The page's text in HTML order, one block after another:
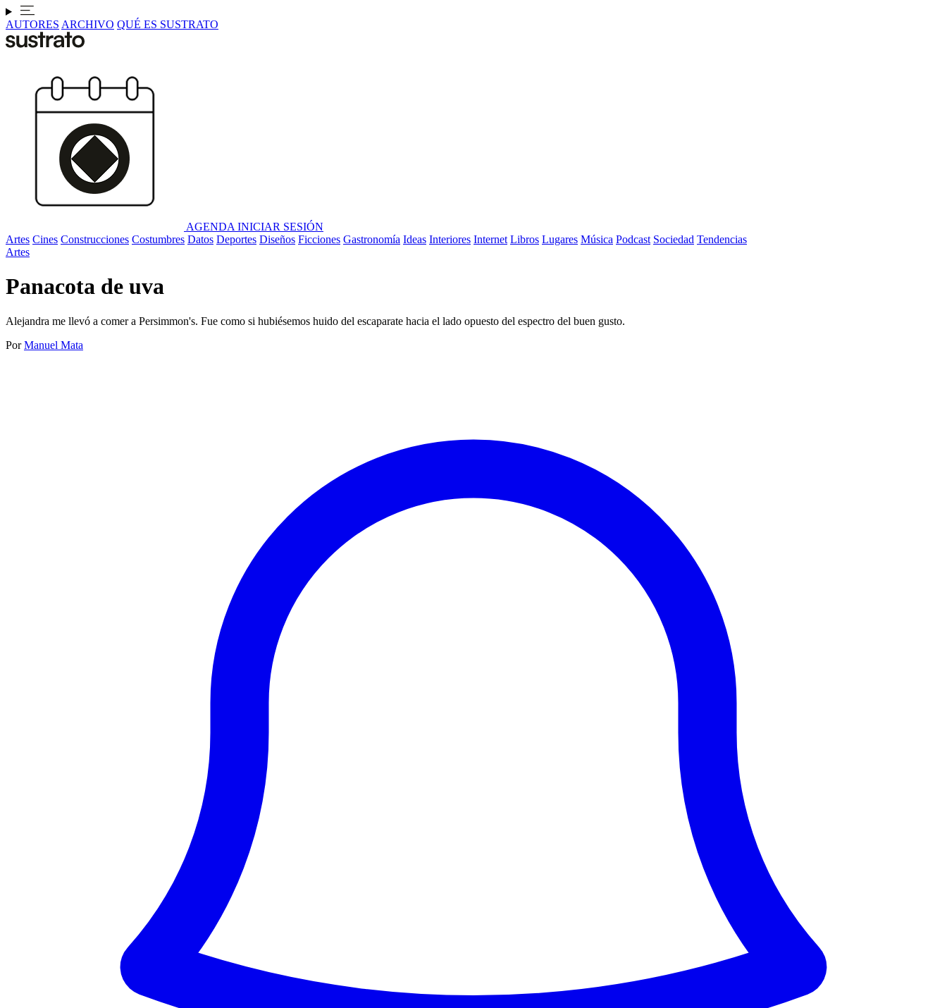
AUTORES ARCHIVO QUÉ ES SUSTRATO
AGENDA INICIAR SESIÓN
Artes Cines Construcciones Costumbres Datos Deportes Diseños Ficciones Gastronomía Ideas Interiores Internet Libros Lugares Música Podcast Sociedad Tendencias
Artes
Panacota de uva
Alejandra me llevó a comer a Persimmon's. Fue como si hubiésemos huido del escaparate hacia el lado opuesto del espectro del buen gusto.
Por Manuel Mata